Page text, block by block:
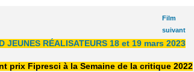
Film
suivant
JEUNES RÉALISATEURS 18 et 19 mars 2023
prix Fipresci à la Semaine de la critique 2022